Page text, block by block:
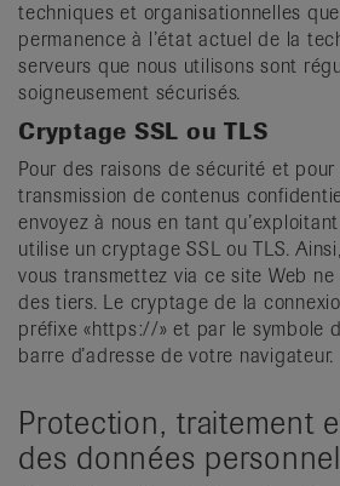
techniques et organisationnelles
permanence à l’état actuel de la
serveurs que nous utilisons sont
soigneusement sécurisés.
Cryptage SSL ou TLS
Pour des raisons de sécurité et
transmission de contenus
envoyez à nous en tant
utilise un cryptage SSL ou TLS.
vous transmettez via ce site Web
des tiers. Le cryptage de la
préfixe «https://» et par le symbole
barre d’adresse de votre navigateur.
Protection, traitement
des données